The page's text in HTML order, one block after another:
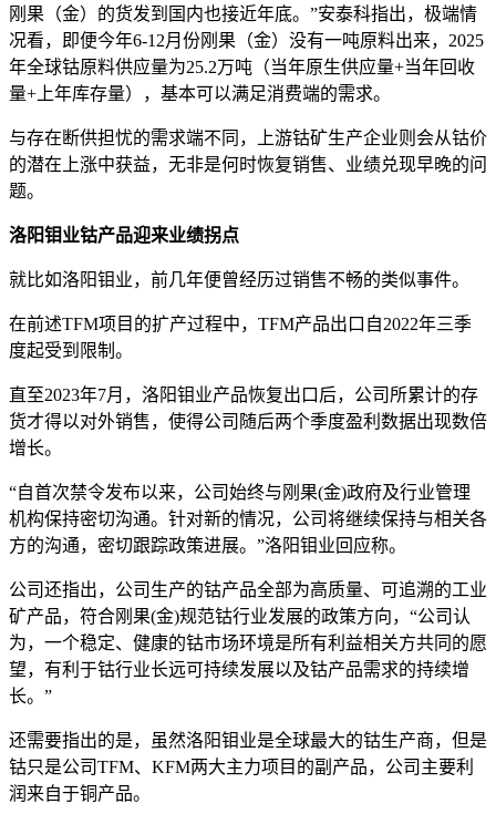
刚果（金）的货发到国内也接近年底。”安泰科指出，极端情
况看，即便今年6-12月份刚果（金）没有一吨原料出来，2025
年全球钴原料供应量为25.2万吨（当年原生供应量+当年回收
量+上年库存量），基本可以满足消费端的需求。
与存在断供担忧的需求端不同，上游钴矿生产企业则会从钴价
的潜在上涨中获益，无非是何时恢复销售、业绩兑现早晚的问
题。
洛阳钼业钴产品迎来业绩拐点
就比如洛阳钼业，前几年便曾经历过销售不畅的类似事件。
在前述TFM项目的扩产过程中，TFM产品出口自2022年三季
度起受到限制。
直至2023年7月，洛阳钼业产品恢复出口后，公司所累计的存
货才得以对外销售，使得公司随后两个季度盈利数据出现数倍
增长。
“自首次禁令发布以来，公司始终与刚果(金)政府及行业管理
机构保持密切沟通。针对新的情况，公司将继续保持与相关各
方的沟通，密切跟踪政策进展。”洛阳钼业回应称。
公司还指出，公司生产的钴产品全部为高质量、可追溯的工业
矿产品，符合刚果(金)规范钴行业发展的政策方向，“公司认
为，一个稳定、健康的钴市场环境是所有利益相关方共同的愿
望，有利于钴行业长远可持续发展以及钴产品需求的持续增
长。”
还需要指出的是，虽然洛阳钼业是全球最大的钴生产商，但是
钴只是公司TFM、KFM两大主力项目的副产品，公司主要利
润来自于铜产品。